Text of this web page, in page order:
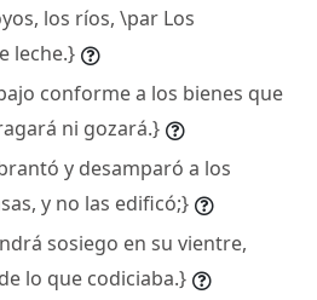
los ríos, \par Los
leche.}
conforme a los bienes que
ni gozará.}
y desamparó a los
y no las edificó;}
sosiego en su vientre,
lo que codiciaba.}